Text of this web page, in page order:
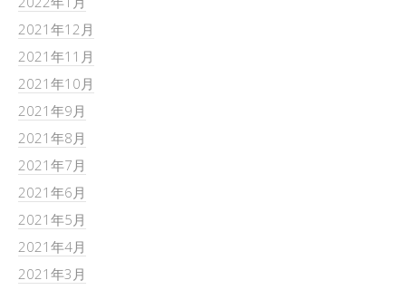
2021年12月
2021年11月
2021年10月
2021年9月
2021年8月
2021年7月
2021年6月
2021年5月
2021年4月
2021年3月